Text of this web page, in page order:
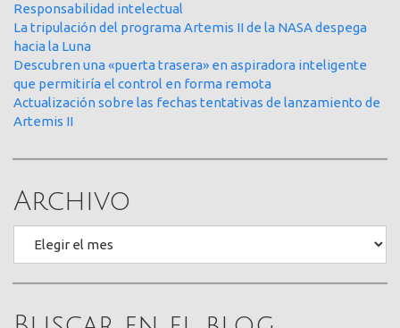
Responsabilidad intelectual
La tripulación del programa Artemis II de la NASA despega
hacia la Luna
Descubren una «puerta trasera» en aspiradora inteligente
que permitiría el control en forma remota
Actualización sobre las fechas tentativas de lanzamiento de
Artemis II
Archivo